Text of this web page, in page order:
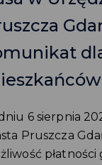
6 sierpnia
Pruszcza